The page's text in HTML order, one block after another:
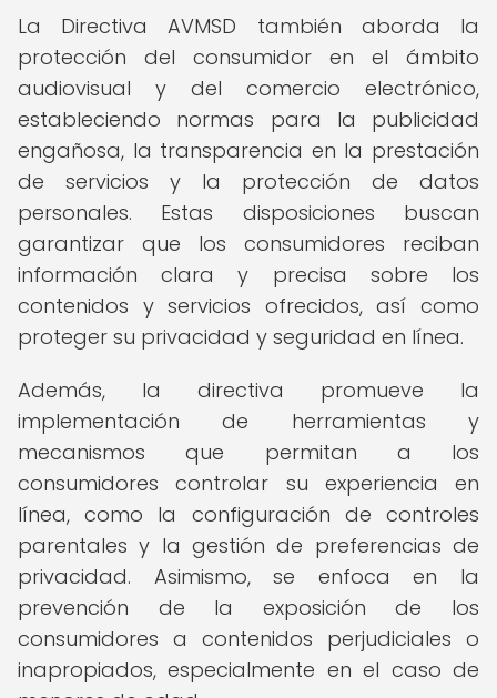
La Directiva AVMSD también aborda la
protección del consumidor en el ámbito
audiovisual y del comercio electrónico,
estableciendo normas para la publicidad
engañosa, la transparencia en la prestación
de servicios y la protección de datos
personales. Estas disposiciones buscan
garantizar que los consumidores reciban
información clara y precisa sobre los
contenidos y servicios ofrecidos, así como
proteger su privacidad y seguridad en línea.
Además, la directiva promueve la
implementación de herramientas y
mecanismos que permitan a los
consumidores controlar su experiencia en
línea, como la configuración de controles
parentales y la gestión de preferencias de
privacidad. Asimismo, se enfoca en la
prevención de la exposición de los
consumidores a contenidos perjudiciales o
inapropiados, especialmente en el caso de